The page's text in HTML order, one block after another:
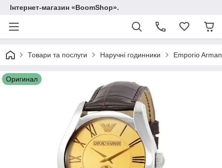
Інтернет-магазин «BoomShop».
Товари та послуги Наручні годинники Emporio
Оригинал